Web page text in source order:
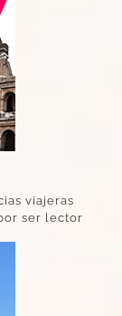
viajeras
ser lector